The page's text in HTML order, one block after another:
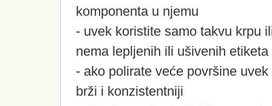
komponenta u njemu
- uvek koristite samo takvu krpu
nema lepljenih ili ušivenih etiketa
- ako polirate veće površine
brži i konzistentniji